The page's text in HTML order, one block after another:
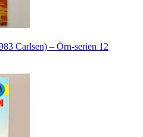
Carlsen) – Örn-serien 12